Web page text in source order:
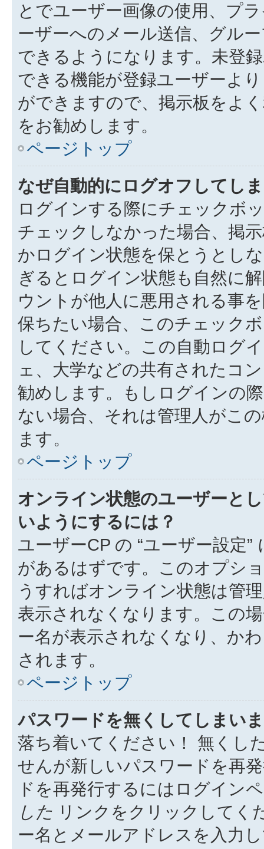
とでユーザー画像の使用、プ
ーザーへのメール送信、グル
できるようになります。未登
できる機能が登録ユーザーよ
ができますので、掲示板をよ
をお勧めします。
ページトップ
なぜ自動的にログオフしてし
ログインする際にチェックボ
チェックしなかった場合、掲
かログイン状態を保とうとし
ぎるとログイン状態も自然に
ウントが他人に悪用される事
保ちたい場合、このチェック
してください。この自動ログ
ェ、大学などの共有されたコ
勧めします。もしログインの
ない場合、それは管理人がこ
ます。
ページトップ
オンライン状態のユーザーと
いようにするには？
ユーザーCP の “ユーザー設定
があるはずです。このオプシ
うすればオンライン状態は管
表示されなくなります。この
ー名が表示されなくなり、か
されます。
ページトップ
パスワードを無くしてしまい
落ち着いてください！ 無くし
せんが新しいパスワードを再
ドを再発行するにはログイン
した リンクをクリックしてく
ー名とメールアドレスを入力